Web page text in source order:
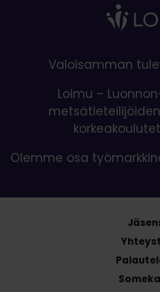
Valoisamman
Loimu –
Olemme osa